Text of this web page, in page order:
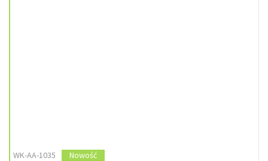
WK-AA-1035
Nowość